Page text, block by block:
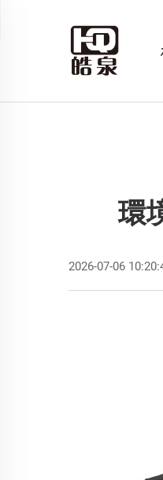
環
2026-07-06